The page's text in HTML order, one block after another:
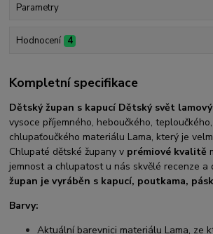
Parametry
Hodnocení 4
Kompletní specifikace
Dětský župan s kapucí Dětský svět
vysoce příjemného, heboučkého,
chlupaťoučkého materiálu Lama, který je
Chlupaté dětské župany v prémiové kvalitě
jemnost a chlupatost u nás skvělé recenze a
župan je vyráběn s kapucí, poutkama,
Barvy:
Aktuální barevnici materiálu Lama, ze